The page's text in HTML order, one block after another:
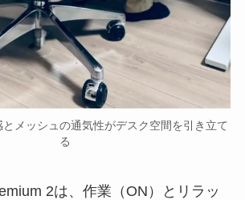
メッシュの通気性がデスク空間を引き立て
る
2は、作業（ON）とリラッ